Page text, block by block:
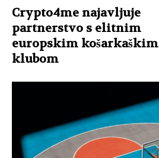
Crypto4me najavljuje
partnerstvo s elitnim
europskim košarkaškim
klubom